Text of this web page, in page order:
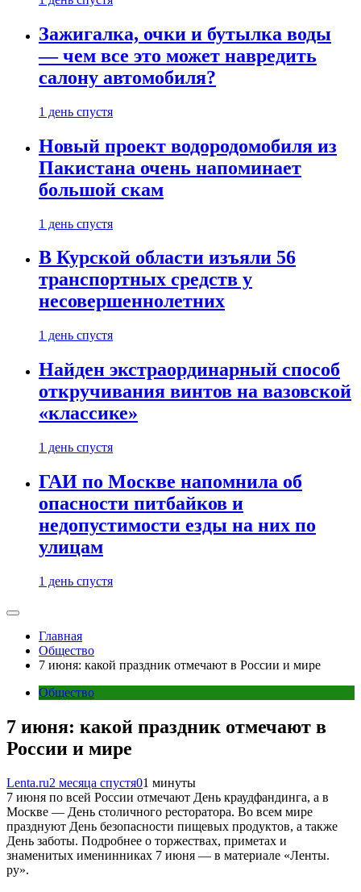
Зажигалка, очки и бутылка воды
— чем все это может навредить
салону автомобиля?
1 день спустя
Новый проект водородомобиля из
Пакистана очень напоминает
большой скам
1 день спустя
В Курской области изъяли 56
транспортных средств у
несовершеннолетних
1 день спустя
Найден экстраординарный способ
откручивания винтов на вазовской
«классике»
1 день спустя
ГАИ по Москве напомнила об
опасности питбайков и
недопустимости езды на них по
улицам
1 день спустя
Главная
Общество
7 июня: какой праздник отмечают в России и мире
Общество
7 июня: какой праздник отмечают в
России и мире
Lenta.ru2 месяца спустя01 минуты
7 июня по всей России отмечают День краудфандинга, а в
Москве — День столичного ресторатора. Во всем мире
празднуют День безопасности пищевых продуктов, а также
День заботы. Подробнее о торжествах, приметах и
знаменитых именинниках 7 июня — в материале «Ленты.
ру».